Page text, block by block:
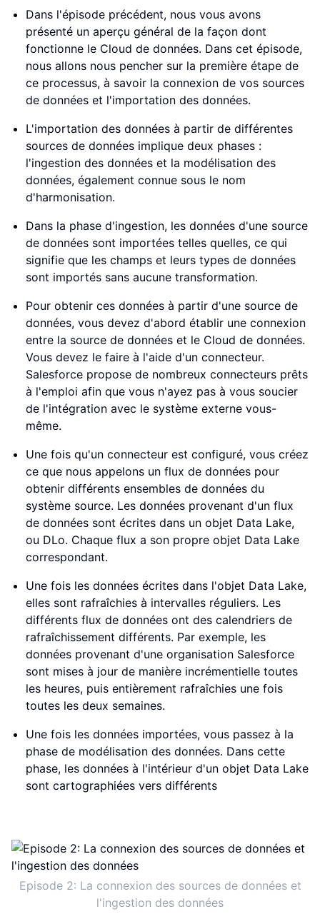
Dans l'épisode précédent, nous vous avons
présenté un aperçu général de la façon dont
fonctionne le Cloud de données. Dans cet épisode,
nous allons nous pencher sur la première étape de
ce processus, à savoir la connexion de vos sources
de données et l'importation des données.
L'importation des données à partir de différentes
sources de données implique deux phases :
l'ingestion des données et la modélisation des
données, également connue sous le nom
d'harmonisation.
Dans la phase d'ingestion, les données d'une source
de données sont importées telles quelles, ce qui
signifie que les champs et leurs types de données
sont importés sans aucune transformation.
Pour obtenir ces données à partir d'une source de
données, vous devez d'abord établir une connexion
entre la source de données et le Cloud de données.
Vous devez le faire à l'aide d'un connecteur.
Salesforce propose de nombreux connecteurs prêts
à l'emploi afin que vous n'ayez pas à vous soucier
de l'intégration avec le système externe vous-
même.
Une fois qu'un connecteur est configuré, vous créez
ce que nous appelons un flux de données pour
obtenir différents ensembles de données du
système source. Les données provenant d'un flux
de données sont écrites dans un objet Data Lake,
ou DLo. Chaque flux a son propre objet Data Lake
correspondant.
Une fois les données écrites dans l'objet Data Lake,
elles sont rafraîchies à intervalles réguliers. Les
différents flux de données ont des calendriers de
rafraîchissement différents. Par exemple, les
données provenant d'une organisation Salesforce
sont mises à jour de manière incrémentielle toutes
les heures, puis entièrement rafraîchies une fois
toutes les deux semaines.
Une fois les données importées, vous passez à la
phase de modélisation des données. Dans cette
phase, les données à l'intérieur d'un objet Data Lake
sont cartographiées vers différents
Episode 2: La connexion des sources de données et
l'ingestion des données